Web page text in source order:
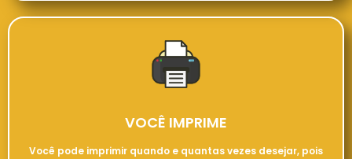
VOCÊ IMPRIME
Você pode imprimir quando e quantas vezes desejar, pois